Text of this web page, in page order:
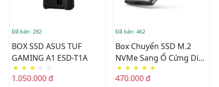
Đã bán: 282
BOX SSD ASUS TUF
GAMING A1 ESD-T1A
★ ★ ★ ☆ ☆
1.050.000 đ
Đã bán: 462
Box Chuyển SSD M.2
NVMe Sang Ổ Cứng Di
Động SSK HE-C370 USB
3.1
★ ★ ★ ★ ★
470.000 đ